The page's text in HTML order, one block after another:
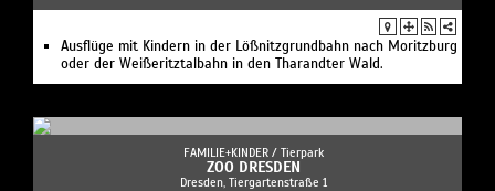
Ausflüge mit Kindern in der Lößnitzgrundbahn nach Moritzburg
oder der Weißeritztalbahn in den Tharandter Wald.
FAMILIE+KINDER / Tierpark
ZOO DRESDEN
Dresden, Tiergartenstraße 1